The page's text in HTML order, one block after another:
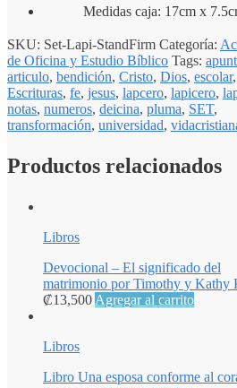
Medidas caja: 17cm x
SKU: Set-Lapi-StandFirm Categoría:
de Oficina y Estudio Bíblico Tags:
articulo, bendición, Cristo, Dios, escolar,
Escrituras, fe, jesus, lapcero, lapicero,
notas, numeros, deicina, pluma, SET,
transformación, universidad,
Productos relacionados
Libros
Devocional – El significado del
matrimonio por Timothy y Kathy
₡13,500 Agregar al carrito
Libros
Libro Una esposa conforme al